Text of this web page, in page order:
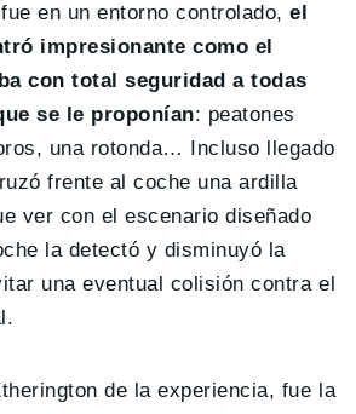
en un entorno controlado,el
impresionante como el
con total seguridad a todas
se le proponían: peatones
una rotonda… Incluso llegado
frente al coche una ardilla
ver con el escenario diseñado
la detectó y disminuyó la
una eventual colisión contra el
de la experiencia, fue la